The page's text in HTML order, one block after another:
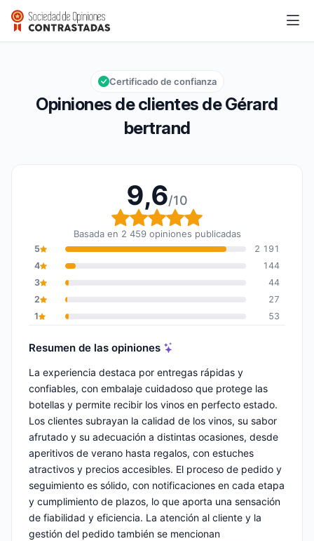
Gérard bertrand
Calificación global: 9,6 de 10
9,6/10
Opiniones de clientes de Gérard
bertrand
Certificado de confianza
9,6/10
Calificación global: 9,6
Basada en 2 459 opiniones publicadas
5
2 191
4
144
3
44
2
27
1
53
Resumen de las opiniones
La experiencia destaca por entregas rápidas y
confiables, con embalaje cuidadoso que protege las
botellas y permite recibir los vinos en perfecto estado.
Los clientes subrayan la calidad de los vinos, su sabor
afrutado y su adecuación a distintas ocasiones, desde
aperitivos de verano hasta regalos, con estuches
atractivos y precios accesibles. El proceso de pedido y
seguimiento es sólido, con notificaciones en cada etapa
y cumplimiento de plazos, lo que aporta una sensación
de fiabilidad y eficiencia. La atención al cliente y la
gestión del pedido también se mencionan